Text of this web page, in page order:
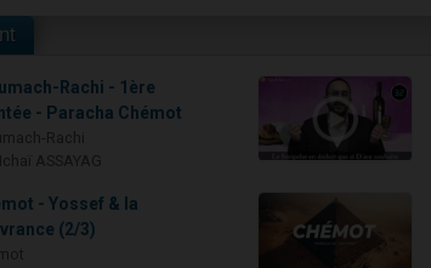
Rachi - 1ère
- Paracha Chémot
- Yossef & la
(2/3)